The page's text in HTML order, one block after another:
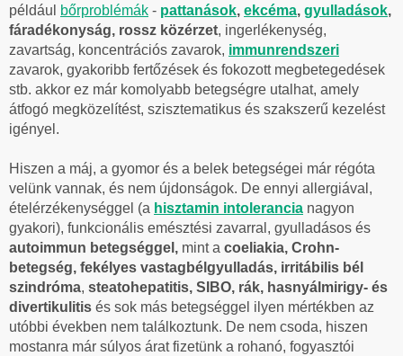
például
bőrproblémák - pattanások, ekcéma, gyulladások,
fáradékonyság, rossz közérzet, ingerlékenység,
zavartság, koncentrációs zavarok, immunrendszeri
zavarok, gyakoribb fertőzések és fokozott megbetegedések
stb. akkor ez már komolyabb betegségre utalhat, amely
átfogó megközelítést, szisztematikus és szakszerű kezelést
igényel.
Hiszen a máj, a gyomor és a belek betegségei már régóta
velünk vannak, és nem újdonságok. De ennyi allergiával,
ételérzékenységgel (a hisztamin intolerancia nagyon
gyakori), funkcionális emésztési zavarral, gyulladásos és
autoimmun betegséggel, mint a coeliakia, Crohn-
betegség, fekélyes vastagbélgyulladás, irritábilis bél
szindróma, steatohepatitis, SIBO, rák, hasnyálmirigy- és
divertikulitis és sok más betegséggel ilyen mértékben az
utóbbi években nem találkoztunk. De nem csoda, hiszen
mostanra már súlyos árat fizetünk a rohanó, fogyasztói